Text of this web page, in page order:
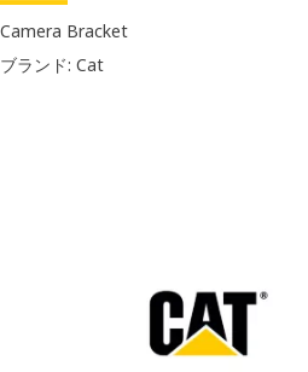
Camera Bracket
ブランド: Cat